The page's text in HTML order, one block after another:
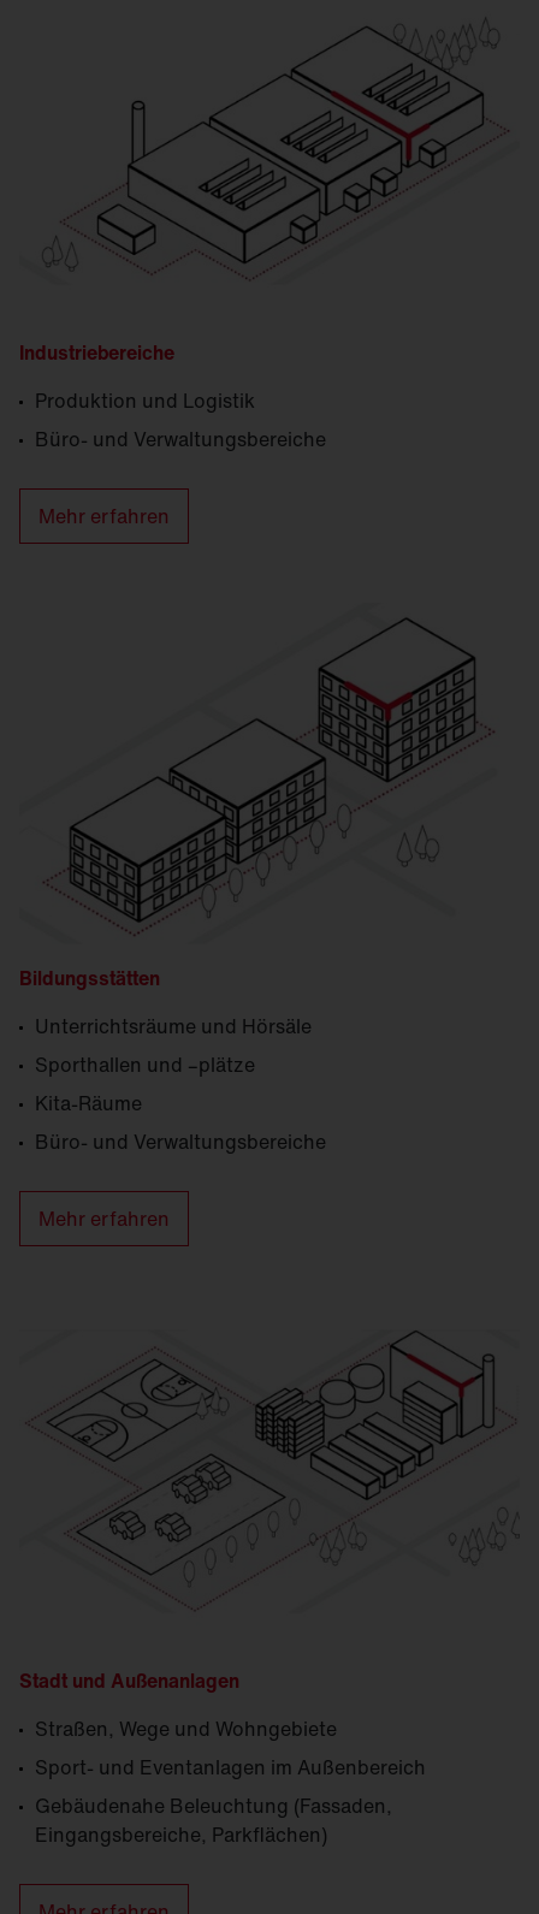
Industriebereiche
Produktion und Logistik
Büro- und Verwaltungsbereiche
Mehr erfahren
Bildungsstätten
Unterrichtsräume und Hörsäle
Sporthallen und –plätze
Kita-Räume
Büro- und Verwaltungsbereiche
Mehr erfahren
Stadt und Außenanlagen
Straßen, Wege und Wohngebiete
Sport- und Eventanlagen im Außenbereich
Gebäudenahe Beleuchtung (Fassaden,
Eingangsbereiche, Parkflächen)